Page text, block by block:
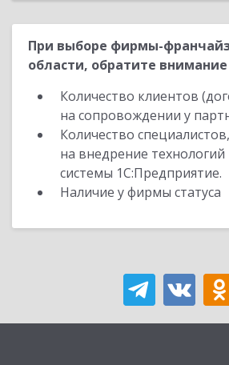
При выборе фирмы-
области, обратите
Количество клиентов
на сопровождении у
Количество
на внедрение
системы 1С:Предприятие.
Наличие у фирмы статуса